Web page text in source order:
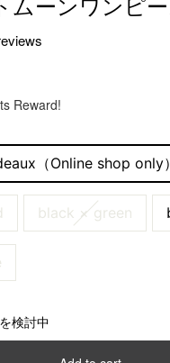
Reward!
（Online shop only）
black × green
検討中